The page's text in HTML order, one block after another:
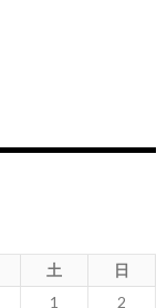
土
日
1
2